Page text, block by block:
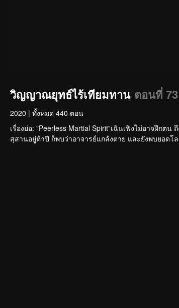
วิญญาณยุทธ์ไร้เทียมทาน ตอนที่ 73
2020 | ทั้งหมด 440 ตอน
เรื่องย่อ: "Peerless Martial Spirit"เฉินเฟิงไม่อาจฝึกต
สุสานอยู่ห้าปี ก็พบว่าอาจารย์แกล้งตาย และยังพบยอด